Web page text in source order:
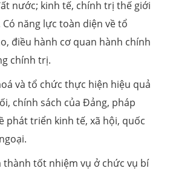
nước; kinh tế, chính trị thế giới
năng lực toàn diện về tổ
điều hành cơ quan hành chính
chính trị.
và tổ chức thực hiện hiệu quả
chính sách của Đảng, pháp
phát triển kinh tế, xã hội, quốc
thành tốt nhiệm vụ ở chức vụ bí